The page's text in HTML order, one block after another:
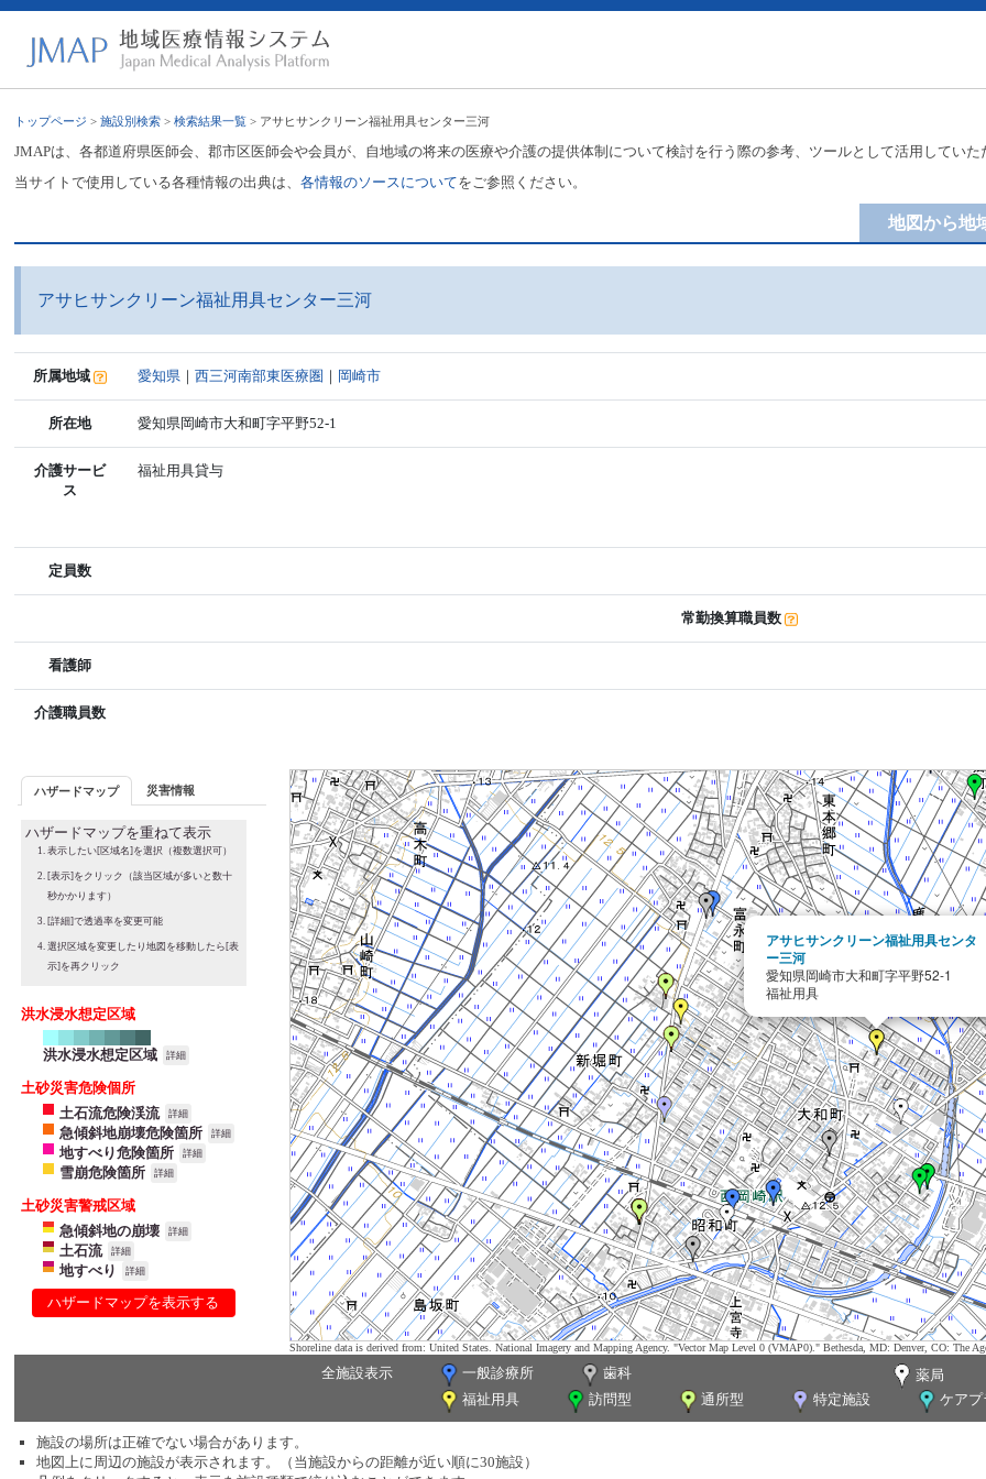
トップページ >施設別検索 >検索結果一覧 > アサヒサンクリーン福祉用具センター三河
JMAPは、各都道府県医師会、郡市区医師会や会員が、自地域の将来の医療や介護の提供体制について検討を行う際の参考、ツールとして活用してい
当サイトで使用している各種情報の出典は、各情報のソースについてをご参照ください。
地図から地
アサヒサンクリーン福祉用具センター三河
所属地域 愛知県 ｜西三河南部東医療圏 ｜ 岡崎市
所在地 愛知県岡崎市大和町字平野52-1
介護サービ
ス
福祉用具貸与
定員数
常勤換算職員数
看護師
介護職員数
ハザードマップ 災害情報
ハザードマップを重ねて表示
表示したい[区域名]を選択（複数選択可）
[表示]をクリック（該当区域が多いと数十
秒かかります）
[詳細]で透過率を変更可能
選択区域を変更したり地図を移動したら[表
示]を再クリック
洪水浸水想定区域
洪水浸水想定区域 詳細
土砂災害危険個所
土石流危険渓流
詳細
急傾斜地崩壊危険箇所 詳細
地すべり危険箇所 詳細
雪崩危険箇所 詳細
土砂災害警戒区域
急傾斜地の崩壊
詳細
土石流 詳細
地すべり 詳細
ハザードマップを表示する
アサヒサンクリーン福祉用具センタ
ー三河
愛知県岡崎市大和町字平野52-1
福祉用具
Shoreline data is derived from: United States. National Imagery and Mapping Agency. "Vector Map Level 0 (VMAP0)." Bethesda, MD: Denver, CO: The
全施設表示 一般診療所 歯科
薬局
福祉用具
訪問型 通所型 特定施設 ケアプ
施設の場所は正確でない場合があります。
地図上に周辺の施設が表示されます。（当施設からの距離が近い順に30施設）